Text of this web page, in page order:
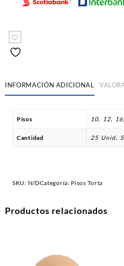
INFORMACIÓN ADICIONAL
Pisos 10, 12,
Cantidad 25 Unid,
SKU: N/DCategoría: Pisos Torta
Productos relacionados